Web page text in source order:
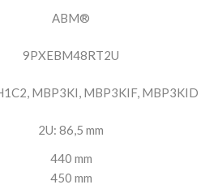
ABM®
9PXEBM48RT2U
MBP3KI, MBP3KIF, MBP3KID
2U: 86,5 mm
440 mm
450 mm